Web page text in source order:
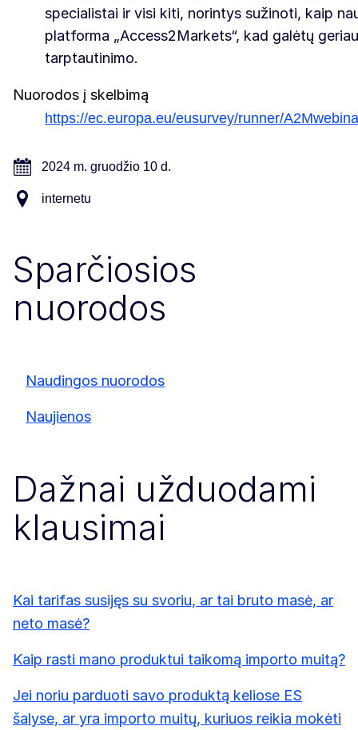
specialistai ir visi kiti, norintys sužinoti, kaip
platforma „Access2Markets“, kad galėtų
tarptautinimo.
Nuorodos į skelbimą
https://ec.europa.eu/eusurvey/runner/
2024 m. gruodžio 10 d.
internetu
Sparčiosios
nuorodos
Naudingos nuorodos
Naujienos
Dažnai užduodami
klausimai
Kai tarifas susijęs su svoriu, ar tai bruto masė, ar
neto masė?
Kaip rasti mano produktui taikomą importo muitą?
Jei noriu parduoti savo produktą keliose ES
šalyse, ar yra importo muitų, kuriuos reikia mokėti